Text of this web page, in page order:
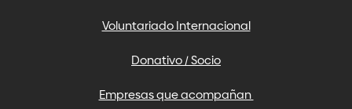
Voluntariado Internacional
Donativo / Socio
Empresas que acompañan